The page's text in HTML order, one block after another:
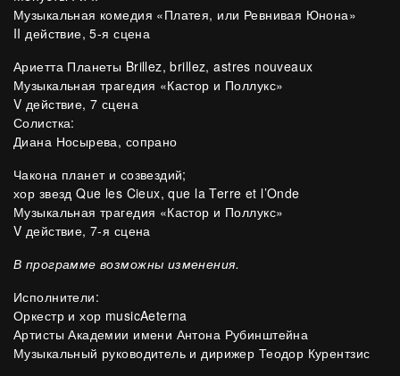
Музыкальная комедия «Платея, или Ревнивая Юнона»
II действие, 5-я сцена
Ариетта Планеты Brillez, brillez, astres nouveaux
Музыкальная трагедия «Кастор и Поллукс»
V действие, 7 сцена
Солистка:
Диана Носырева, сопрано
Чакона планет и созвездий;
хор звезд Que les Cieux, que la Terre et l’Onde
Музыкальная трагедия «Кастор и Поллукс»
V действие, 7-я сцена
В программе возможны изменения.
Исполнители:
Оркестр и хор musicAeterna
Артисты Академии имени Антона Рубинштейна
Музыкальный руководитель и дирижер Теодор Курентзис